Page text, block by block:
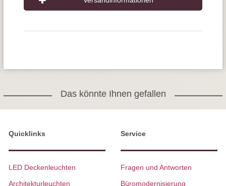
Das könnte Ihnen gefallen
Quicklinks
LED Deckenleuchten
Architekturleuchten
Service
Fragen und Antworten
Büromodernisierung